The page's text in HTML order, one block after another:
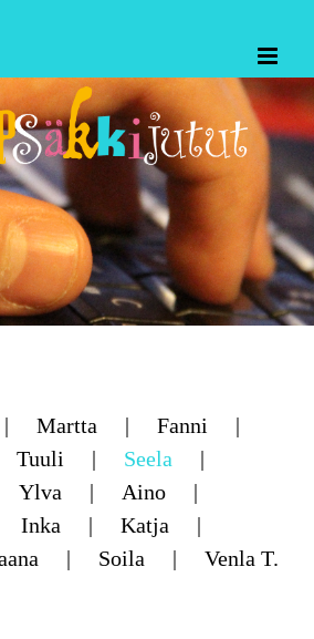
Martta
Fanni
Tuuli
Seela
Ylva
Aino
Inka
Katja
Soila Venla T.